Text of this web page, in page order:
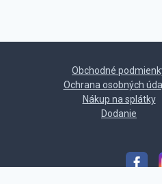
Obchodné
Ochrana osobných
Nákup na splátky
Dodanie